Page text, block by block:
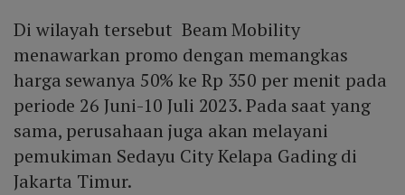
Di wilayah tersebut Beam Mobility
menawarkan promo dengan memangkas
harga sewanya 50% ke Rp 350 per menit pada
periode 26 Juni-10 Juli 2023. Pada saat yang
sama, perusahaan juga akan melayani
pemukiman Sedayu City Kelapa Gading di
Jakarta Timur.